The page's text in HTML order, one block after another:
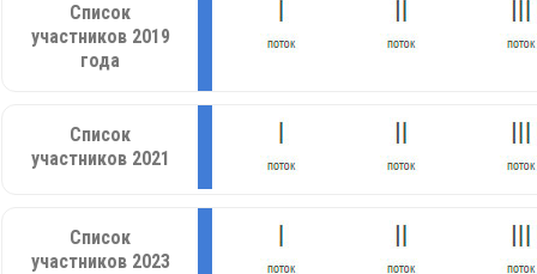
Список
участников 2019
года
Список
участников 2021
Список
участников 2023